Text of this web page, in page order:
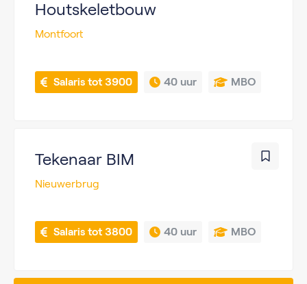
Houtskeletbouw
Montfoort
Salaris tot 3900 40 uur MBO
Tekenaar BIM
Nieuwerbrug
Salaris tot 3800 40 uur MBO